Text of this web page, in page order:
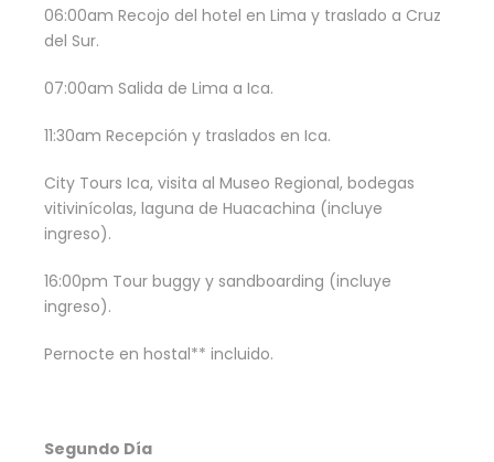
06:00am Recojo del hotel en Lima y traslado a Cruz
del Sur.
07:00am Salida de Lima a Ica.
11:30am Recepción y traslados en Ica.
City Tours Ica, visita al Museo Regional, bodegas
vitivinícolas, laguna de Huacachina (incluye
ingreso).
16:00pm Tour buggy y sandboarding (incluye
ingreso).
Pernocte en hostal** incluido.
Segundo Día